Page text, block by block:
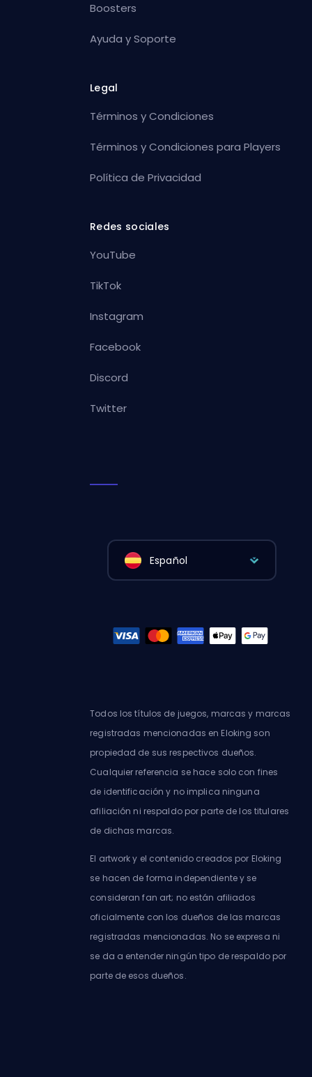
Boosters
Ayuda y Soporte
Legal
Términos y Condiciones
Términos y Condiciones para Players
Política de Privacidad
Redes sociales
YouTube
TikTok
Instagram
Facebook
Discord
Twitter
Español
Todos los títulos de juegos, marcas y marcas
registradas mencionadas en Eloking son
propiedad de sus respectivos dueños.
Cualquier referencia se hace solo con fines
de identificación y no implica ninguna
afiliación ni respaldo por parte de los titulares
de dichas marcas.
El artwork y el contenido creados por Eloking
se hacen de forma independiente y se
consideran fan art; no están afiliados
oficialmente con los dueños de las marcas
registradas mencionadas. No se expresa ni
se da a entender ningún tipo de respaldo por
parte de esos dueños.